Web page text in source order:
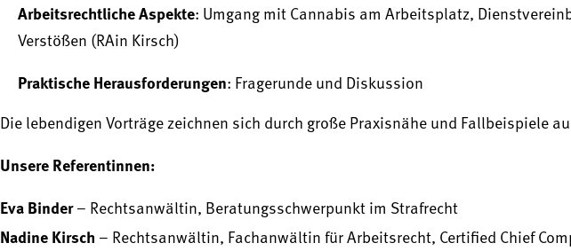
Arbeitsrechtliche Aspekte: Umgang mit Cannabis am Arbeitsplatz,
Verstößen (RAin Kirsch)
Praktische Herausforderungen: Fragerunde und Diskussion
Die lebendigen Vorträge zeichnen sich durch große Praxisnähe und Fallbeispiele
Unsere Referentinnen:
Eva Binder– Rechtsanwältin, Beratungsschwerpunkt im Strafrecht
Nadine Kirsch – Rechtsanwältin, Fachanwältin für Arbeitsrecht, Certified Chief